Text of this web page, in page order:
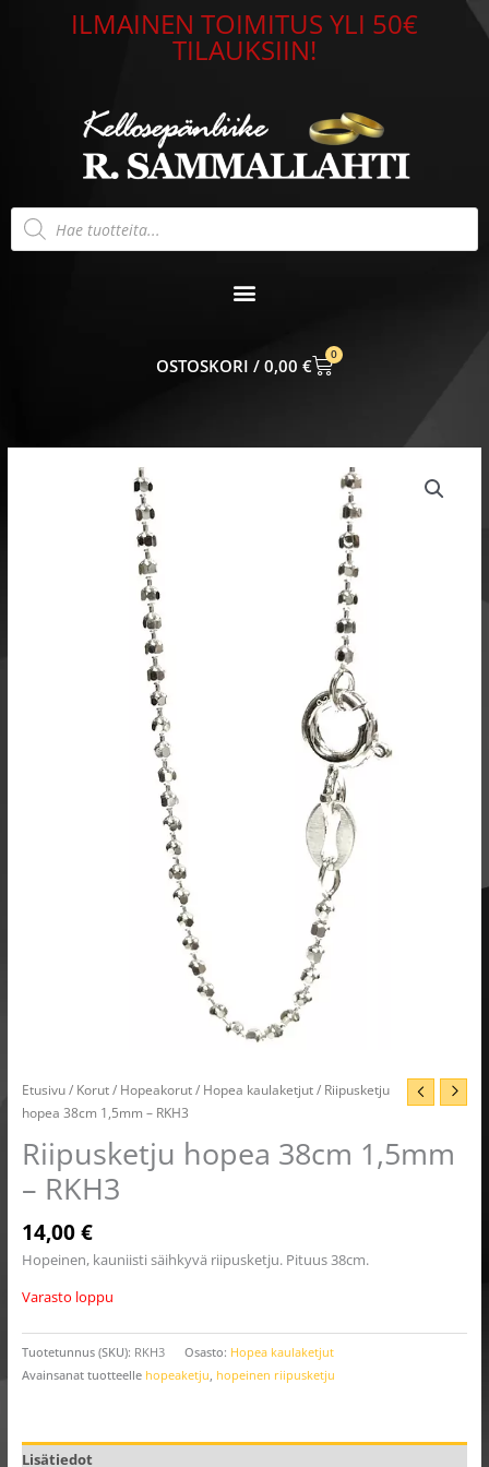
ILMAINEN TOIMITUS YLI 50€
TILAUKSIIN!
Products
search
0,00 €
0
CART
Etusivu/ Korut/ Hopeakorut/ Hopea kaulaketjut/ Riipusketju
hopea 38cm 1,5mm – RKH3
Riipusketju hopea 38cm 1,5mm
– RKH3
14,00€
Hopeinen, kauniisti säihkyvä riipusketju. Pituus 38cm.
Varasto loppu
Tuotetunnus (SKU): RKH3 Osasto: Hopea kaulaketjut
Avainsanat tuotteelle hopeaketju hopeinen riipusketju
Lisätiedot